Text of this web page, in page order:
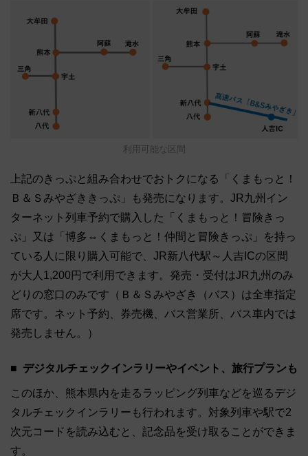
利用可能な区間
上記のきっぷと組み合わせでおトクになる「くまもっと！
Ｂ＆Ｓみやざききっぷ」も発売になります。JR九州イン
ターネット列車予約で購入した「くまもっと！冒険きっ
ぷ」又は「博多⇔くまもっと！仲間と冒険きっぷ」を持っ
ている人に限り購入可能で、JR新八代駅～人吉ICの区間
が大人1,200円で利用できます。発売・受付はJR九州のみ
どりの窓口のみです（Ｂ＆Ｓみやざき（バス）は全車指定
席です。ネット予約、券売機、バス営業所、バス車内では
発売しません。）
デジタルチェックインラリーやイベント、旅行プランも
このほか、熊本県内を走るラッピング列車などを巡るデジ
タルチェックインラリーも行われます。対象列車や駅で2
次元コードを読み込むと、記念品を受け取ることができま
す。